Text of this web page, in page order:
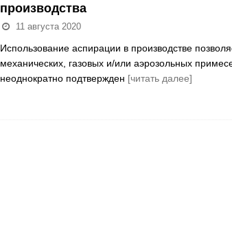
производства
11 августа 2020
Использование аспирации в производстве
механических, газовых и/или аэрозольных
неоднократно подтвержден [читать далее]